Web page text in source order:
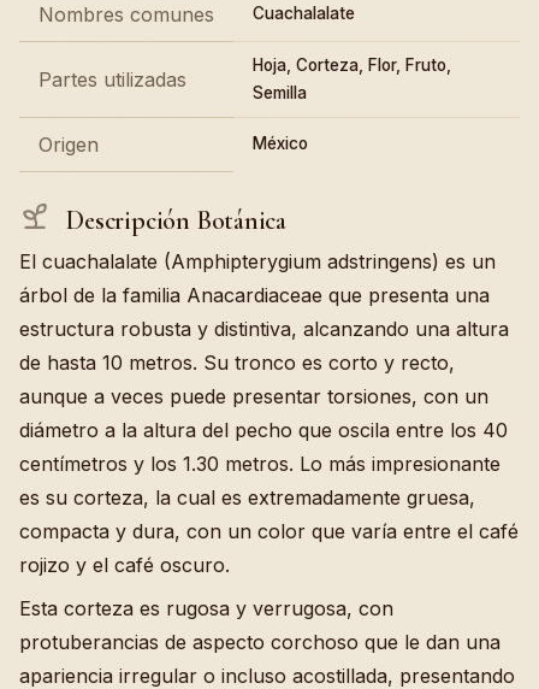
Nombres comunes Cuachalalate
Partes utilizadas
Hoja, Corteza, Flor, Fruto,
Semilla
Origen México
Descripción Botánica
El cuachalalate (Amphipterygium adstringens) es un
árbol de la familia Anacardiaceae que presenta una
estructura robusta y distintiva, alcanzando una altura
de hasta 10 metros. Su tronco es corto y recto,
aunque a veces puede presentar torsiones, con un
diámetro a la altura del pecho que oscila entre los 40
centímetros y los 1.30 metros. Lo más impresionante
es su corteza, la cual es extremadamente gruesa,
compacta y dura, con un color que varía entre el café
rojizo y el café oscuro.
Esta corteza es rugosa y verrugosa, con
protuberancias de aspecto corchoso que le dan una
apariencia irregular o incluso acostillada, presentando